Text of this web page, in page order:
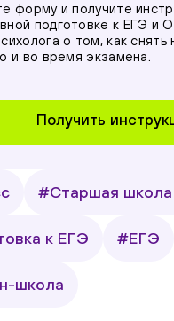
форму и получите
подготовке к ЕГЭ и
о том, как снять
и во время экзамена.
Получить
#Старшая школа
к ЕГЭ #ЕГЭ
школа